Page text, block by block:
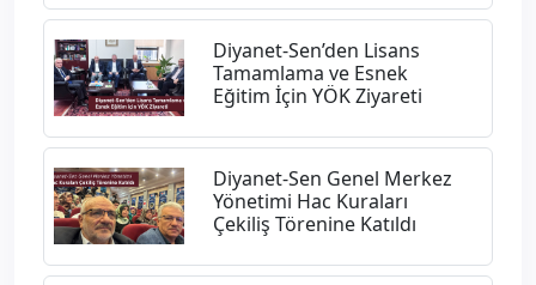
Diyanet-Sen’den Lisans
Tamamlama ve Esnek
Eğitim İçin YÖK Ziyareti
Diyanet-Sen Genel Merkez
Yönetimi Hac Kuraları
Çekiliş Törenine Katıldı